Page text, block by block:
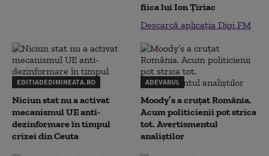
fiica lui Ion Țiriac
Descarcă aplicația Digi FM
EDITIADEDIMINEATA.RO
Niciun stat nu a activat
mecanismul UE anti-
dezinformare în timpul
crizei din Ceuta
ADEVARUL
Moody’s a cruțat România.
Acum politicienii pot strica
tot. Avertismentul
analiștilor